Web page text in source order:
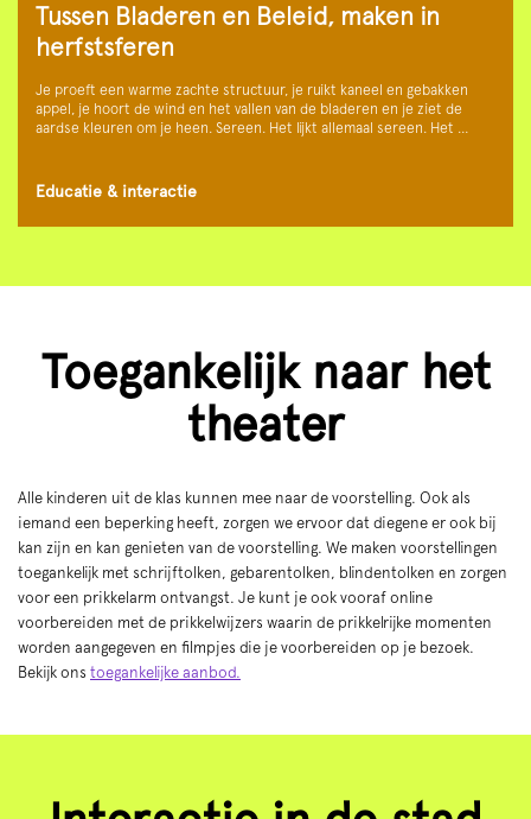
Tussen Bladeren en Beleid, maken in
herfstsferen
Je proeft een warme zachte structuur, je ruikt kaneel en gebakken
appel, je hoort de wind en het vallen van de bladeren en je ziet de
aardse kleuren om je heen. Sereen. Het lijkt allemaal sereen. Het …
Educatie & interactie
Toegankelijk naar het
theater
Alle kinderen uit de klas kunnen mee naar de voorstelling. Ook als
iemand een beperking heeft, zorgen we ervoor dat diegene er ook bij
kan zijn en kan genieten van de voorstelling. We maken voorstellingen
toegankelijk met schrijftolken, gebarentolken, blindentolken en zorgen
voor een prikkelarm ontvangst. Je kunt je ook vooraf online
voorbereiden met de prikkelwijzers waarin de prikkelrijke momenten
worden aangegeven en filmpjes die je voorbereiden op je bezoek.
Bekijk ons toegankelijke aanbod.